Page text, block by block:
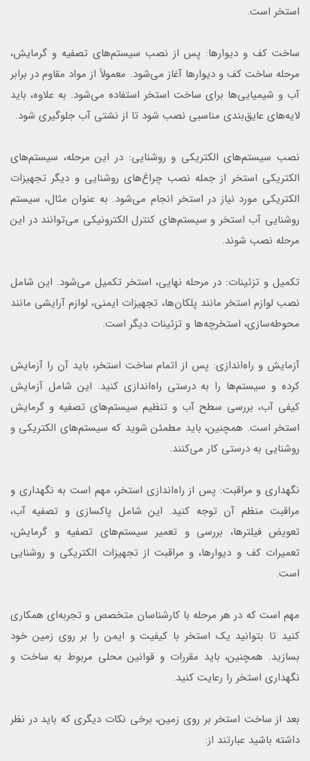
استخر است.
ساخت کف و دیوارها: پس از نصب سیستم‌های تصفیه و گرمایش،
مرحله ساخت کف و دیوارها آغاز می‌شود. معمولاً از مواد مقاوم در برابر
آب و شیمیایی‌ها برای ساخت استخر استفاده می‌شود. به علاوه، باید
لایه‌های عایق‌بندی مناسبی نصب شود تا از نشتی آب جلوگیری شود.
نصب سیستم‌های الکتریکی و روشنایی: در این مرحله، سیستم‌های
الکتریکی استخر از جمله نصب چراغ‌های روشنایی و دیگر تجهیزات
الکتریکی مورد نیاز در استخر انجام می‌شود. به عنوان مثال، سیستم
روشنایی آب استخر و سیستم‌های کنترل الکترونیکی می‌توانند در این
مرحله نصب شوند.
تکمیل و تزئینات: در مرحله نهایی، استخر تکمیل می‌شود. این شامل
نصب لوازم استخر مانند پلکان‌ها، تجهیزات ایمنی، لوازم آرایشی مانند
محوطه‌سازی، استخرچه‌ها و تزئینات دیگر است.
آزمایش و راه‌اندازی: پس از اتمام ساخت استخر، باید آن را آزمایش
کرده و سیستم‌ها را به درستی راه‌اندازی کنید. این شامل آزمایش
کیفی آب، بررسی سطح آب و تنظیم سیستم‌های تصفیه و گرمایش
استخر است. همچنین، باید مطمئن شوید که سیستم‌های الکتریکی و
روشنایی به درستی کار می‌کنند.
نگهداری و مراقبت: پس از راه‌اندازی استخر، مهم است به نگهداری و
مراقبت منظم آن توجه کنید. این شامل پاکسازی و تصفیه آب،
تعویض فیلترها، بررسی و تعمیر سیستم‌های تصفیه و گرمایش،
تعمیرات کف و دیوارها، و مراقبت از تجهیزات الکتریکی و روشنایی
است.
مهم است که در هر مرحله با کارشناسان متخصص و تجربه‌ای همکاری
کنید تا بتوانید یک استخر با کیفیت و ایمن را بر روی زمین خود
بسازید. همچنین، باید مقررات و قوانین محلی مربوط به ساخت و
نگهداری استخر را رعایت کنید.
بعد از ساخت استخر بر روی زمین، برخی نکات دیگری که باید در نظر
داشته باشید عبارتند از: